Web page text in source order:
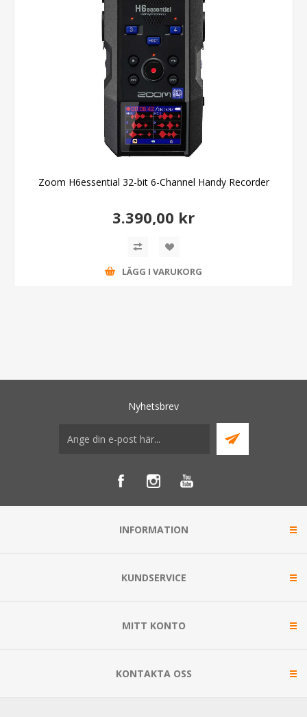
Zoom H6essential 32-bit 6-Channel Handy Recorder
3.390,00 kr
LÄGG I VARUKORG
Nyhetsbrev
INFORMATION
KUNDSERVICE
MITT KONTO
KONTAKTA OSS